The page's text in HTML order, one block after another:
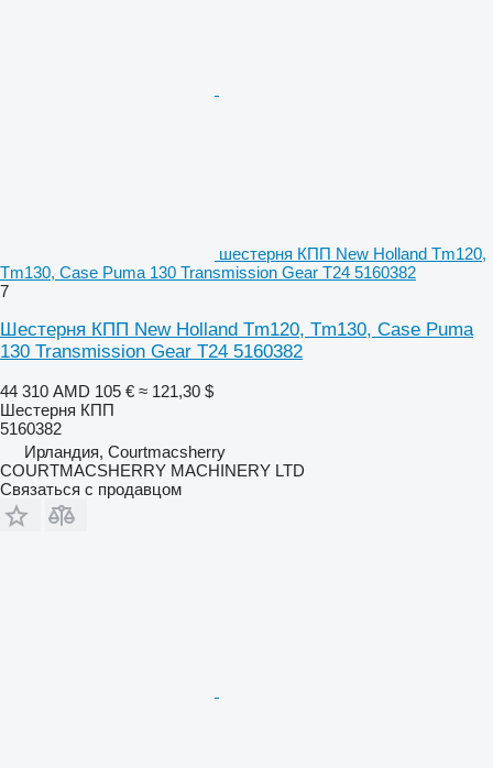
шестерня КПП New Holland Tm120,
Tm130, Case Puma 130 Transmission Gear T24 5160382
7
Шестерня КПП New Holland Tm120, Tm130, Case Puma
130 Transmission Gear T24 5160382
44 310 AMD 105 € ≈ 121,30 $
Шестерня КПП
5160382
Ирландия, Courtmacsherry
COURTMACSHERRY MACHINERY LTD
Связаться с продавцом